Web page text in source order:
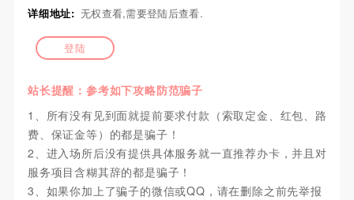
详细地址: 无权查看,需要登陆后查看.
登陆
站长提醒：参考如下攻略防范骗子
1、所有没有见到面就提前要求付款（索取定金、红包、路
费、保证金等）的都是骗子！
2、进入场所后没有提供具体服务就一直推荐办卡，并且对
服务项目含糊其辞的都是骗子！
3、如果你加上了骗子的微信或QQ，请在删除之前先举报